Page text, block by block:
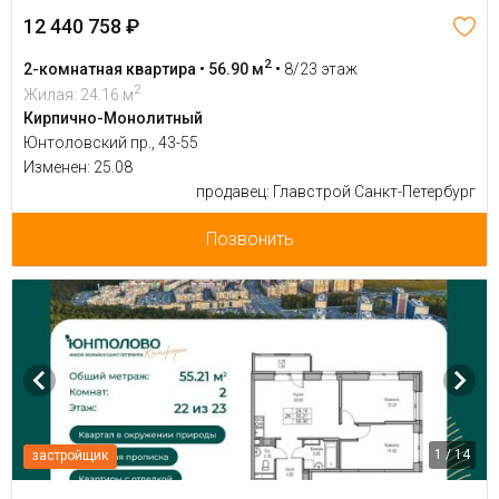
12 440 758 ₽
2-комнатная квартира • 56.90 м2 • 8/23 этаж
Жилая: 24.16 м2
Кирпично-Монолитный
Юнтоловский пр., 43-55
Изменен: 25.08
продавец: Главстрой Санкт-Петербург
Позвонить
застройщик 1 / 14